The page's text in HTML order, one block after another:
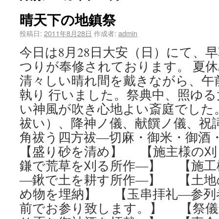
晴天下の地鎮祭
投稿日: 2011年8月28日 作成者: admin
今日は8月28日大安（日）にて、
つりが奉修されております。 夏
清々しい晴れ間を戴きながら、
執り 行いました。祭典中、照ゆ
い神風が吹き心地よい斎庭でし
祓い）、降神ノ儀、献饌ノ儀、
角祓う四方祓―切麻・御米・御
【盛り砂を清め】 【施主様の
鎌で荒草を刈る所作―】 【施工
―鍬で土を耕す所作―】 【土地
め物を埋納】 【玉串拝礼―参列
前でお参り致します。】 【祭儀